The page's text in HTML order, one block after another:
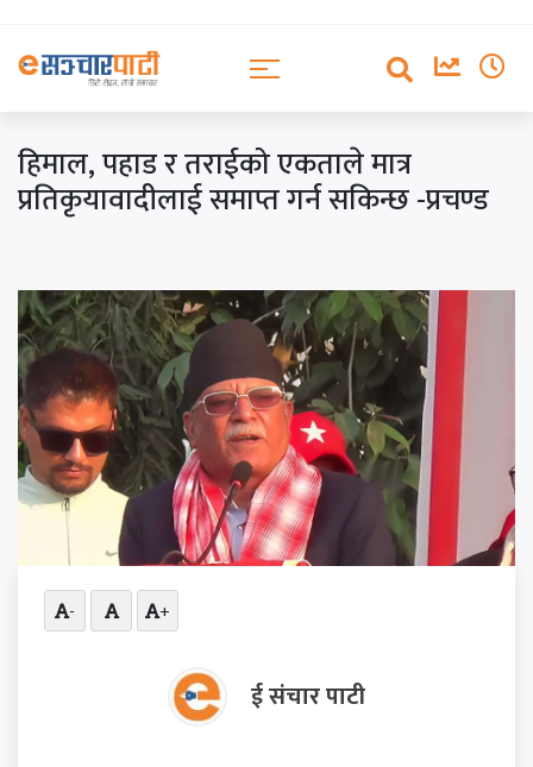
हिमाल, पहाड र तराईको एकताले मात्र
प्रतिकृयावादीलाई समाप्त गर्न सकिन्छ -प्रचण्ड
- +
ई संचार पाटी